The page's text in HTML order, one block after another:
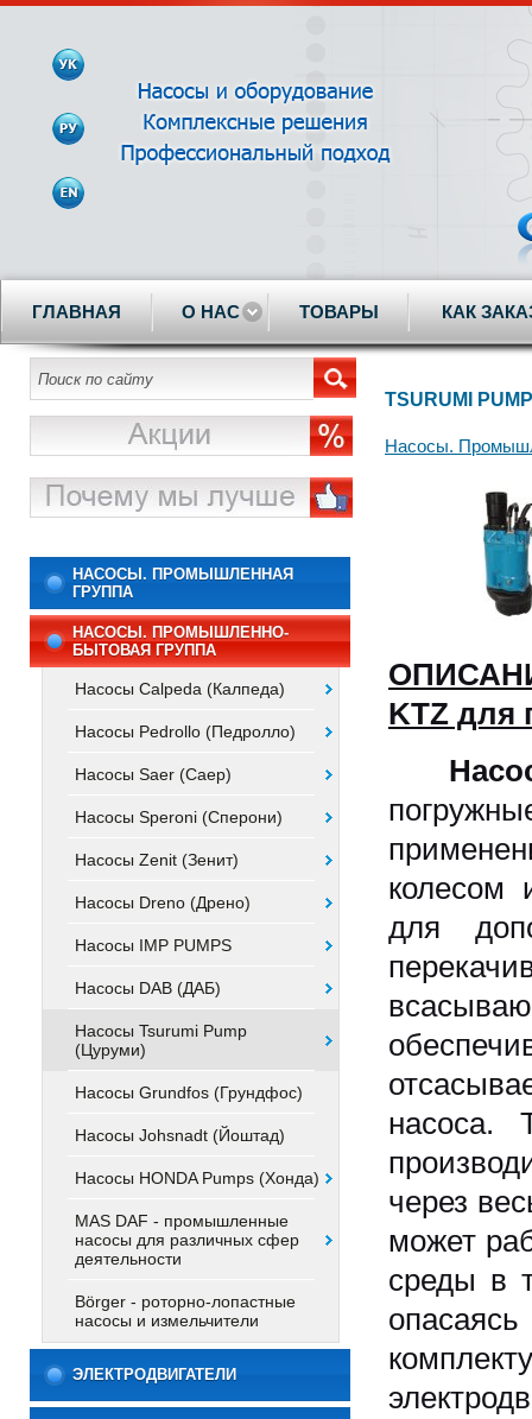
ГЛАВНАЯ О НАС ТОВАРЫ КАК
НАСОСЫ. ПРОМЫШЛЕННАЯ
ГРУППА
НАСОСЫ. ПРОМЫШЛЕННО-
БЫТОВАЯ ГРУППА
Насосы Calpeda (Калпеда)
Насосы Pedrollo (Педролло)
Насосы Saer (Саер)
Насосы Speroni (Сперони)
Насосы Zenit (Зенит)
Насосы Dreno (Дрено)
Насосы IMP PUMPS
Насосы DAB (ДАБ)
Насосы Tsurumi Pump
(Цуруми)
Насосы Grundfos (Грундфос)
Насосы Johsnadt (Йоштад)
Насосы HONDA Pumps (Хонда)
MAS DAF - промышленные
насосы для различных сфер
деятельности
Börger - роторно-лопастные
насосы и измельчители
ЭЛЕКТРОДВИГАТЕЛИ
TSURUMI
Насосы.
KTZ для
колесом
для
насоса.
через
может
среды в